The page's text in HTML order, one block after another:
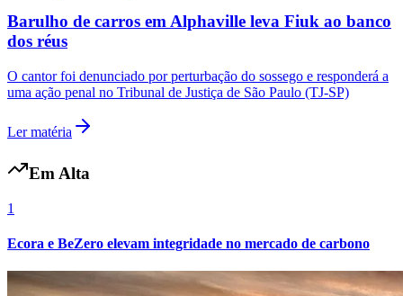
Barulho de carros em Alphaville leva Fiuk ao banco
dos réus
O cantor foi denunciado por perturbação do sossego e responderá a
uma ação penal no Tribunal de Justiça de São Paulo (TJ-SP)
Ler matéria
Em Alta
1
Ecora e BeZero elevam integridade no mercado de carbono